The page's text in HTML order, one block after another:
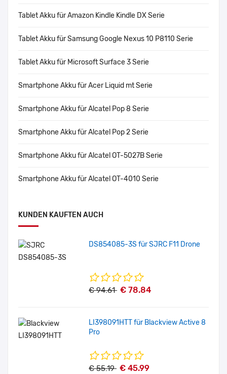
Tablet Akku für Amazon Kindle Kindle DX Serie
Tablet Akku für Samsung Google Nexus 10 P8110 Serie
Tablet Akku für Microsoft Surface 3 Serie
Smartphone Akku für Acer Liquid mt Serie
Smartphone Akku für Alcatel Pop 8 Serie
Smartphone Akku für Alcatel Pop 2 Serie
Smartphone Akku für Alcatel OT-5027B Serie
Smartphone Akku für Alcatel OT-4010 Serie
KUNDEN KAUFTEN AUCH
DS854085-3S für SJRC F11 Drone
€ 94.61 € 78.84
LI398091HTT für Blackview Active 8
Pro
€ 55.19 € 45.99